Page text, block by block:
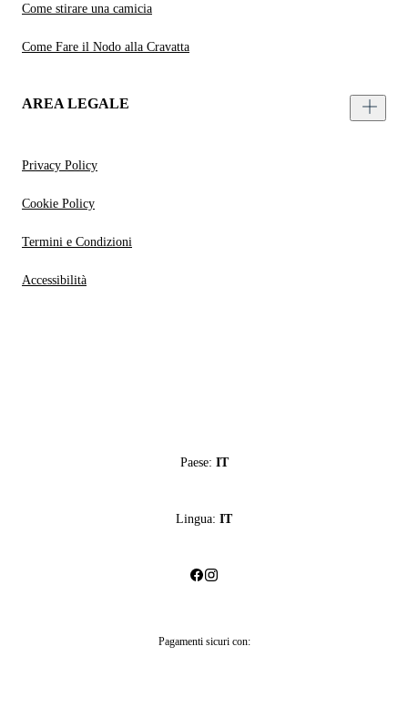
Come stirare una camicia
Come Fare il Nodo alla Cravatta
AREA LEGALE
Privacy Policy
Cookie Policy
Termini e Condizioni
Accessibilità
Paese: IT
Lingua: IT
Pagamenti sicuri con: